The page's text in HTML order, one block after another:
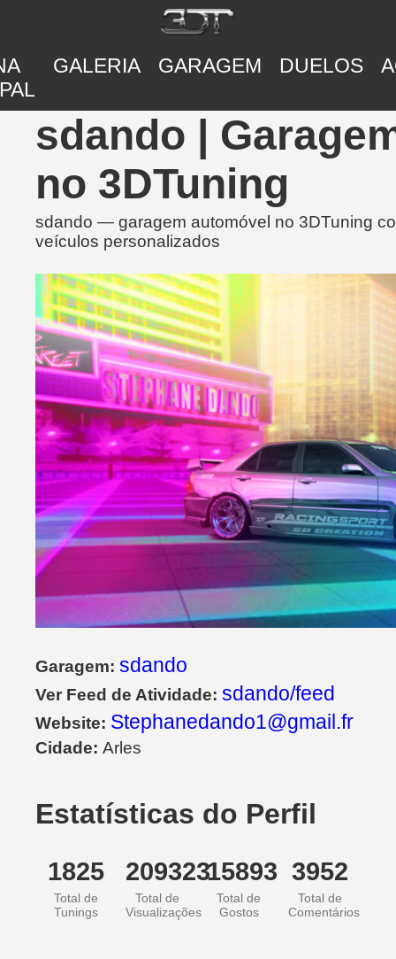
GALERIA GARAGEM DUELOS
sdando |
no 3DTuning
sdando — garagem automóvel no 3DTuning
veículos personalizados
Garagem: sdando
Ver Feed de Atividade: sdando/feed
Website: Stephanedando1@gmail.fr
Cidade: Arles
Estatísticas do Perfil
1825
Total de
Tunings
209323
Total de
Visualizações
15893
Total de
Gostos
3952
Total de
Comentários